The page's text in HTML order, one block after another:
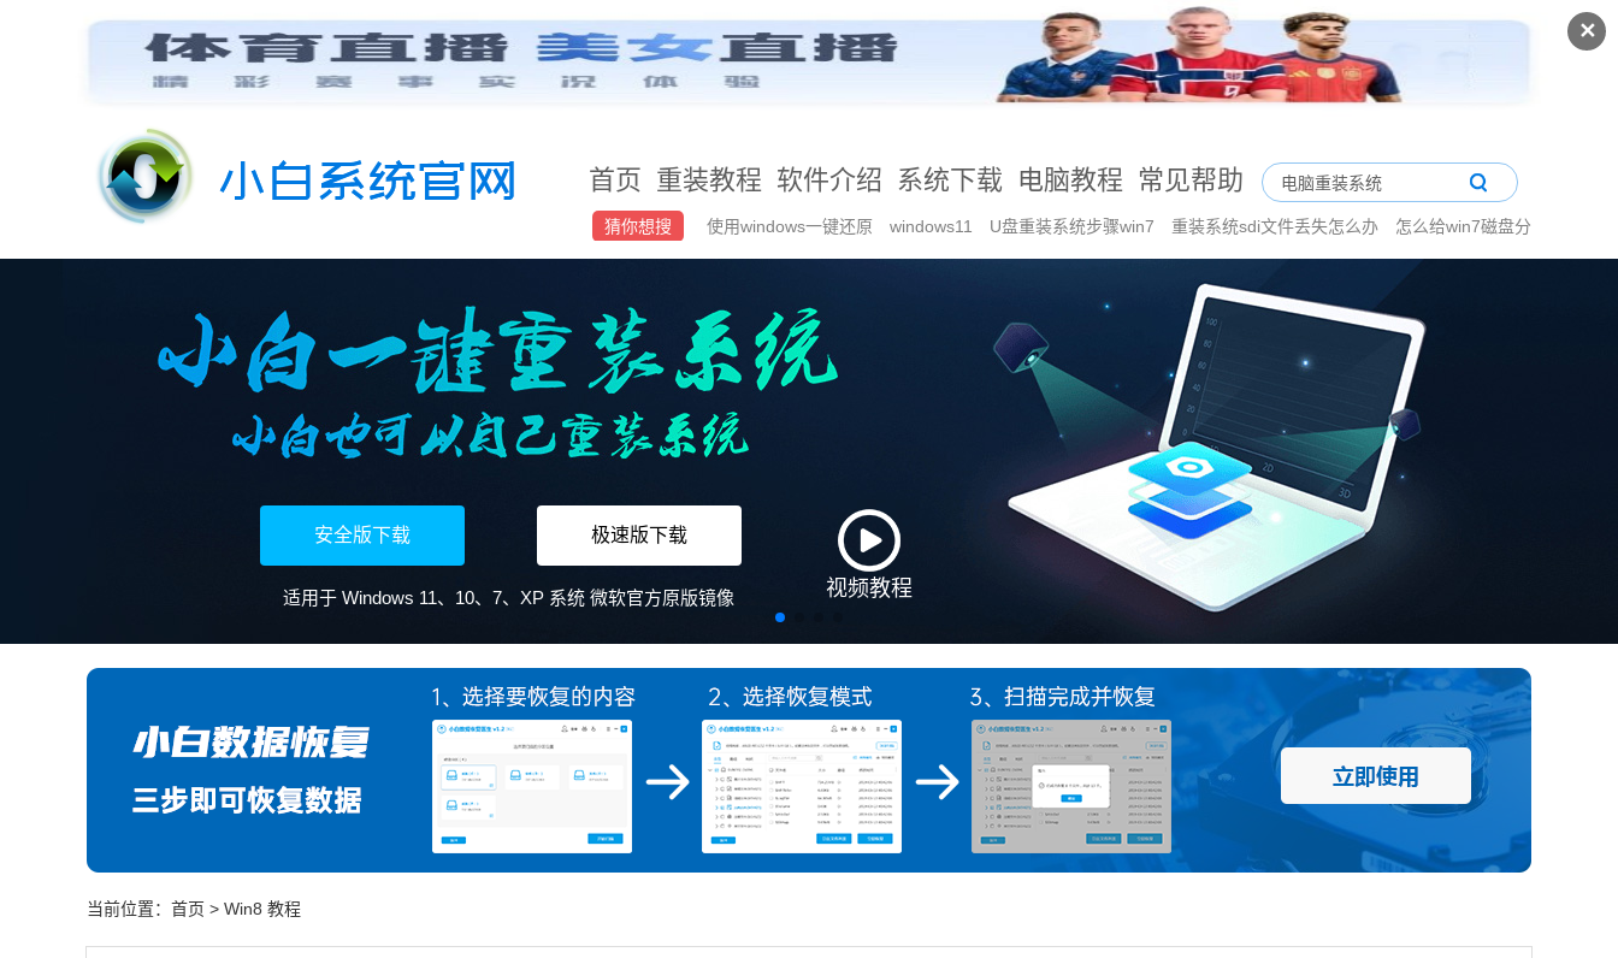
✕
首页 重装教程 软件介绍 系统下载 电脑教程 常见帮助
猜你想搜 使用windows一键还原 windows11 U盘重装系统步骤win7 重装系统sdi文件丢失怎么办
怎么给win7磁盘分
当前位置： 首页 > Win8 教程